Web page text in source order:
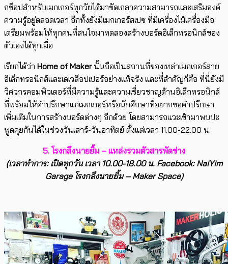
กช็อปสำหรับเมกเกอร์ทุกวัยได้มาขัดเกลาความสามารถและเสริมองค์
ความรู้อยู่ตลอดเวลา อีกทั้งยังมีเมกเกอร์สเปซ ที่มีเครื่องไม้เครื่องมือ
เตรียมพร้อมให้ทุกคนที่สนใจมาทดลองสร้างบอร์ดอิเล็กทรอนิกส์ของ
ตัวเองได้ทุกเมื่อ
เรียกได้ว่า Home of Makerนั้นถือเป็นสถานที่ของเหล่าเมกเกอร์สาย
อิเล็กทรอนิกส์และเดเวล็อปเปอร์อย่างแท้จริง และที่สำคัญก็คือ ที่นี่ยังมี
วิศวกรคอมพิวเตอร์ที่มีความรู้และความเชี่ยวชาญด้านอิเล็กทรอนิกส์
ที่พร้อมให้คำปรึกษาแก่เมกเกอร์หรือนักศึกษาที่อยากขอคำปรึกษา
เพิ่มเติมในการสร้างบอร์ดต่างๆ อีกด้วย โดยสามารถแวะเข้ามาพบปะ
พูดคุยกันได้ในช่วงวันเสาร์-วันอาทิตย์ ตั้งแต่เวลา 11.00-22.00 น.
5. โรงกลึงนายยิ้ม – แหล่งรวมตัวสารพัดช่าง
(เวลาทำการ: เปิดทุกวัน เวลา 10.00-18.00 น. Facebook: NaiYim
Garage โรงกลึงนายยิ้ม – Maker Space)